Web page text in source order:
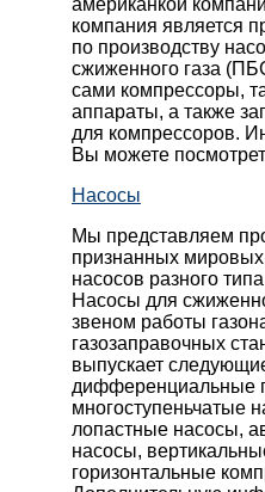
компания является
по производству
сжиженного газа
сами компрессоры,
аппараты, а также
для компрессоров.
Вы можете
Насосы
Мы представляем
признанных
насосов разного
Насосы для
звеном работы
газозаправочных
выпускает
дифференциальные
многоступеньчатые
лопастные насосы,
насосы,
горизонтальные